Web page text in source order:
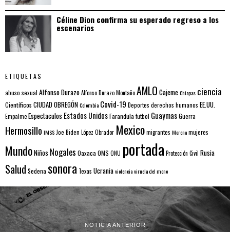
Céline Dion confirma su esperado regreso a los
escenarios
ETIQUETAS
abuso sexual Alfonso DurazoAlfonso Durazo MontañoAMLO CajemeChiapas ciencia
Científicos CIUDAD OBREGÓNColombia Covid-19 Deportes derechos humanos EE.UU.
EmpalmeEspectaculos Estados UnidosFarandulafutbol GuaymasGuerra
Hermosillo IMSS Joe Biden López Obrador Mexicomigrantes Morenamujeres
MundoNiños Nogales Oaxaca OMS ONU portada Protección Civil Rusia
Salud Sedena sonora Texas Ucraniaviolenciaviruela del mono
NOTICIA ANTERIOR